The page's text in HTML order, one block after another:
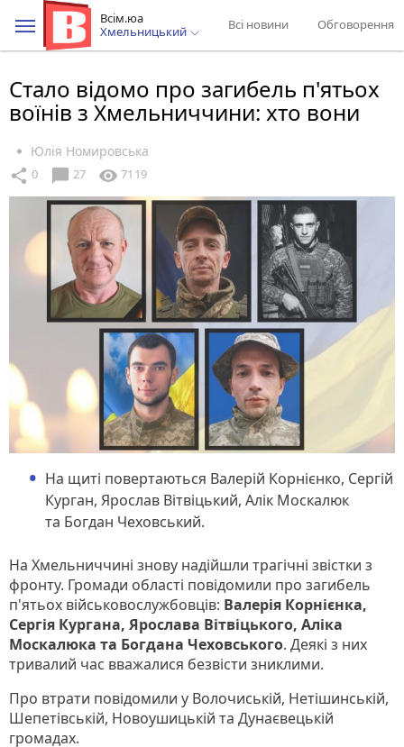
Всім.юа
Хмельницький
Всі новини Обговорення
Стало відомо про загибель п'ятьох
воїнів з Хмельниччини: хто вони
Юлія Номировська
share 0 chat_bubble 27 visibility 7119
На щиті повертаються Валерій Корнієнко, Сергій
Курган, Ярослав Вітвіцький, Алік Москалюк
та Богдан Чеховський.
На Хмельниччині знову надійшли трагічні звістки з
фронту. Громади області повідомили про загибель
п'ятьох військовослужбовців: Валерія Корнієнка,
Сергія Кургана, Ярослава Вітвіцького, Аліка
Москалюка та Богдана Чеховського. Деякі з них
тривалий час вважалися безвісти зниклими.
Про втрати повідомили у Волочиській, Нетішинській,
Шепетівській, Новоушицькій та Дунаєвецькій
громадах.